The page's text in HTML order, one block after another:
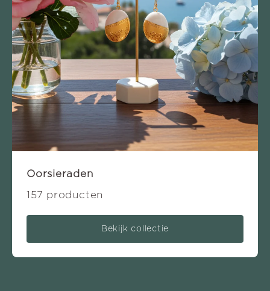
Oorsieraden
157 producten
Bekijk collectie